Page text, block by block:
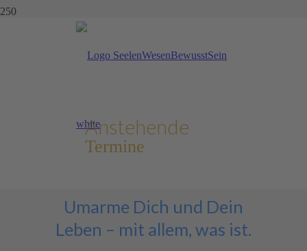
Anstehende
Termine
Geborgen im Sein & Liebe
leben online: Metta- und
August bis zum 14. Oktober
2026
Umarme Dich und Dein
Leben – mit allem, was ist.